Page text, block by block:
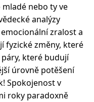
nebo ty ve
analýzy
zralost a
fyzické změny, které
které budují
úrovně potěšení
Spokojenost v
roky paradoxně